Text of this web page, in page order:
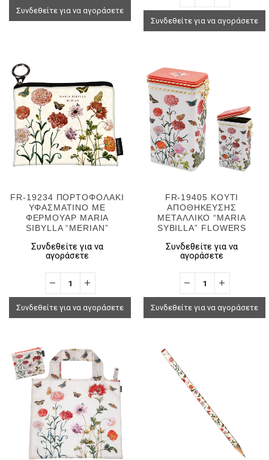
Συνδεθείτε για να αγοράσετε
Συνδεθείτε για να αγοράσετε
FR-19234 ΠΟΡΤΟΦΟΛΑΚΙ
ΥΦΑΣΜΑΤΙΝΟ ΜΕ
ΦΕΡΜΟΥΑΡ MARIA
SIBYLLA “MERIAN”
Συνδεθείτε για να
αγοράσετε
Συνδεθείτε για να αγοράσετε
FR-19405 ΚΟΥΤΙ
ΑΠΟΘΗΚΕΥΣΗΣ
ΜΕΤΑΛΛΙΚΟ “MARIA
SYBILLA” FLOWERS
Συνδεθείτε για να
αγοράσετε
Συνδεθείτε για να αγοράσετε